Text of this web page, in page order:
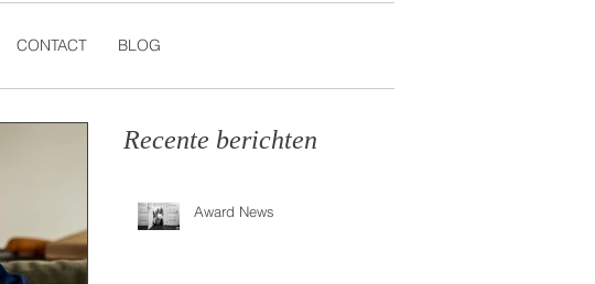
CONTACT BLOG
Recente berichten
Award News